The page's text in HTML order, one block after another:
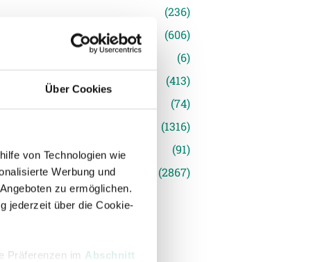
Über Cookies
von Technologien wie
Werbung und
zu ermöglichen.
jederzeit über die Cookie-
Präferenzen im Abschnitt
(236)
(606)
(6)
Ried
(413)
(74)
(1316)
(91)
(2867)